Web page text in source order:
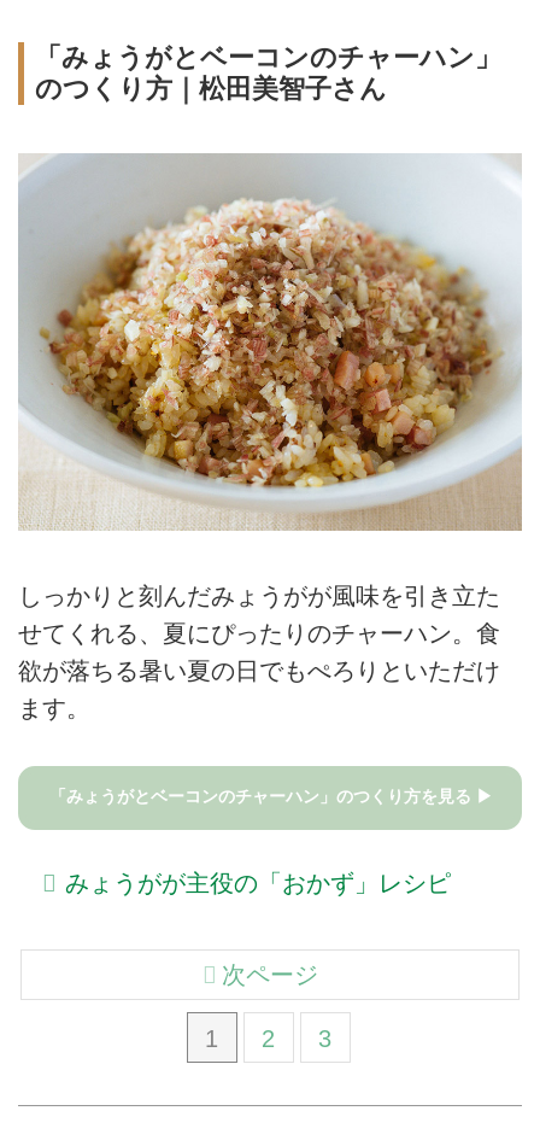
「みょうがとベーコンのチャーハン」
のつくり方｜松田美智子さん
しっかりと刻んだみょうがが風味を引き立た
せてくれる、夏にぴったりのチャーハン。食
欲が落ちる暑い夏の日でもぺろりといただけ
ます。
「みょうがとベーコンのチャーハン」のつくり方を見る ▶
みょうがが主役の「おかず」レシピ
1 2 3
次ページ